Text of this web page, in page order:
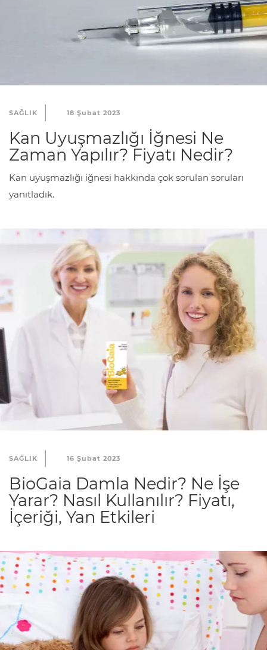
SAĞLIK 18 Şubat 2023
Kan Uyuşmazlığı İğnesi Ne
Zaman Yapılır? Fiyatı Nedir?
Kan uyuşmazlığı iğnesi hakkında çok sorulan soruları
yanıtladık.
SAĞLIK 16 Şubat 2023
BioGaia Damla Nedir? Ne İşe
Yarar? Nasıl Kullanılır? Fiyatı,
İçeriği, Yan Etkileri